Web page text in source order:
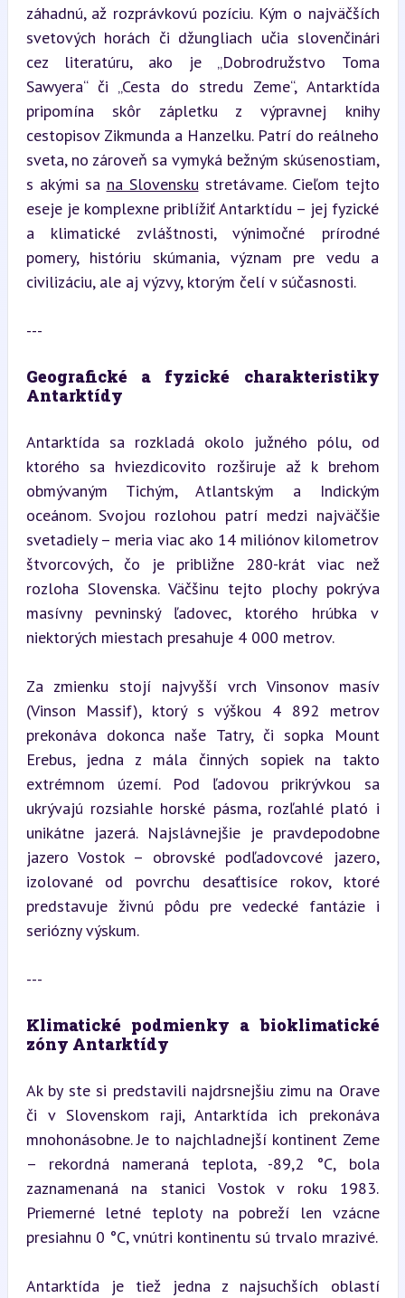
záhadnú, až rozprávkovú pozíciu. Kým o najväčších
svetových horách či džungliach učia slovenčinári
cez literatúru, ako je „Dobrodružstvo Toma
Sawyera“ či „Cesta do stredu Zeme“, Antarktída
pripomína skôr zápletku z výpravnej knihy
cestopisov Zikmunda a Hanzelku. Patrí do reálneho
sveta, no zároveň sa vymyká bežným skúsenostiam,
s akými sa na Slovensku stretávame. Cieľom tejto
eseje je komplexne priblížiť Antarktídu – jej fyzické
a klimatické zvláštnosti, výnimočné prírodné
pomery, históriu skúmania, význam pre vedu a
civilizáciu, ale aj výzvy, ktorým čelí v súčasnosti.
---
Geografické a fyzické charakteristiky
Antarktídy
Antarktída sa rozkladá okolo južného pólu, od
ktorého sa hviezdicovito rozširuje až k brehom
obmývaným Tichým, Atlantským a Indickým
oceánom. Svojou rozlohou patrí medzi najväčšie
svetadiely – meria viac ako 14 miliónov kilometrov
štvorcových, čo je približne 280-krát viac než
rozloha Slovenska. Väčšinu tejto plochy pokrýva
masívny pevninský ľadovec, ktorého hrúbka v
niektorých miestach presahuje 4 000 metrov.
Za zmienku stojí najvyšší vrch Vinsonov masív
(Vinson Massif), ktorý s výškou 4 892 metrov
prekonáva dokonca naše Tatry, či sopka Mount
Erebus, jedna z mála činných sopiek na takto
extrémnom území. Pod ľadovou prikrývkou sa
ukrývajú rozsiahle horské pásma, rozľahlé plató i
unikátne jazerá. Najslávnejšie je pravdepodobne
jazero Vostok – obrovské podľadovcové jazero,
izolované od povrchu desaťtisíce rokov, ktoré
predstavuje živnú pôdu pre vedecké fantázie i
seriózny výskum.
---
Klimatické podmienky a bioklimatické
zóny Antarktídy
Ak by ste si predstavili najdrsnejšiu zimu na Orave
či v Slovenskom raji, Antarktída ich prekonáva
mnohonásobne. Je to najchladnejší kontinent Zeme
– rekordná nameraná teplota, -89,2 °C, bola
zaznamenaná na stanici Vostok v roku 1983.
Priemerné letné teploty na pobreží len vzácne
presiahnu 0 °C, vnútri kontinentu sú trvalo mrazivé.
Antarktída je tiež jedna z najsuchších oblastí